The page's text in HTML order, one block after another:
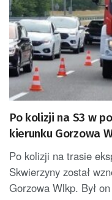
Po kolizji na S3 w
kierunku Gorzowa
Po kolizji na trasie
Skwierzyny został
Gorzowa Wlkp. Był